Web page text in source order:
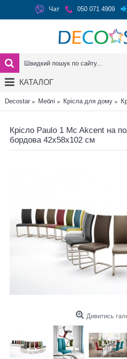
Чат 050 071 4909
КАТАЛОГ
Decostar Меблі Крісла для дому
Крісло Paulo 1 Mc Akcent на
бордова 42x58x102 см
Дивитись